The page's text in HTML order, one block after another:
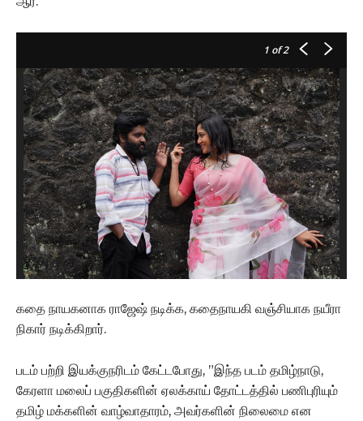
1 of 2
கதை நாயகனாக ராஜேஷ் நடிக்க, கதைநாயகி வஞ்சியாக நயீரா
நிகார் நடிக்கிறார்.
படம் பற்றி இயக்குநரிடம் கேட்டபோது, ”இந்த படம் தமிழ்நாடு,
கேரளா மலைப் பகுதிகளின் ஏலக்காய் தோட்டத்தில் பணிபுரியும்
தமிழ் மக்களின் வாழ்வாதாரம், அவர்களின் நிலைமை என